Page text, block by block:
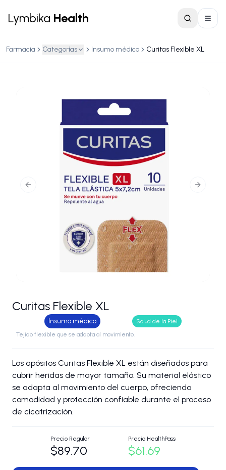
Lymbika Health
Farmacia Categorías Insumo médico Curitas Flexible XL
Previous slide Next
Curitas Flexible XL
Insumo médico
Salud de la Piel
Tejido flexible que se adapta al movimiento.
Los apósitos Curitas Flexible XL están diseñados para
cubrir heridas de mayor tamaño. Su material elástico
se adapta al movimiento del cuerpo, ofreciendo
comodidad y protección confiable durante el proceso
de cicatrización.
Precio Regular
$89.70
Precio HealthPass
$61.69